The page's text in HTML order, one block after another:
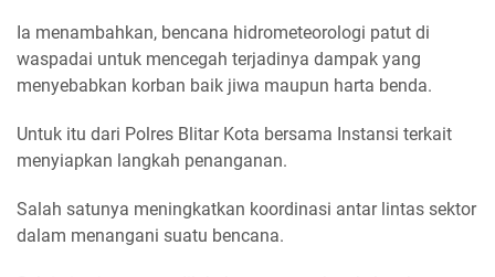
Ia menambahkan, bencana hidrometeorologi patut di
waspadai untuk mencegah terjadinya dampak yang
menyebabkan korban baik jiwa maupun harta benda.
Untuk itu dari Polres Blitar Kota bersama Instansi terkait
menyiapkan langkah penanganan.
Salah satunya meningkatkan koordinasi antar lintas sektor
dalam menangani suatu bencana.